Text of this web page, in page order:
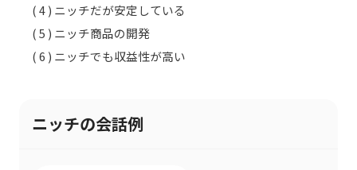
( 4 ) ニッチだが安定している
( 5 ) ニッチ商品の開発
( 6 ) ニッチでも収益性が高い
ニッチの会話例